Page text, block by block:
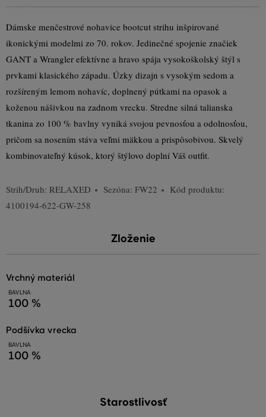
Dámske menčestrové nohavice bootcut strihu inšpirované
ikonickými modelmi zo 70. rokov. Jedinečné spojenie značiek
GANT a Wrangler efektívne a hravo spája vysokoškolský štýl s
prvkami klasického západu. Úzky dizajn s vysokým sedom a
rozšíreným lemom nohavíc, doplnený pútkami na opasok a
koženou nášivkou na zadnom vrecku. Stredne silná talianska
tkanina zo 100 % bavlny vyniká svojou pevnosťou a odolnosťou,
pričom sa nosením stáva veľmi mäkkou a prispôsobivou. Skvelý
kombinovateľný kúsok, ktorý štýlovo doplní Váš outfit.
Strih/Druh: RELAXED Sezóna: FW22
Kód produktu:
4100194-622-GW-258
Zloženie
vrchný materiál
BAVLNA
100 %
podšívka vrecka
BAVLNA
100 %
Starostlivosť